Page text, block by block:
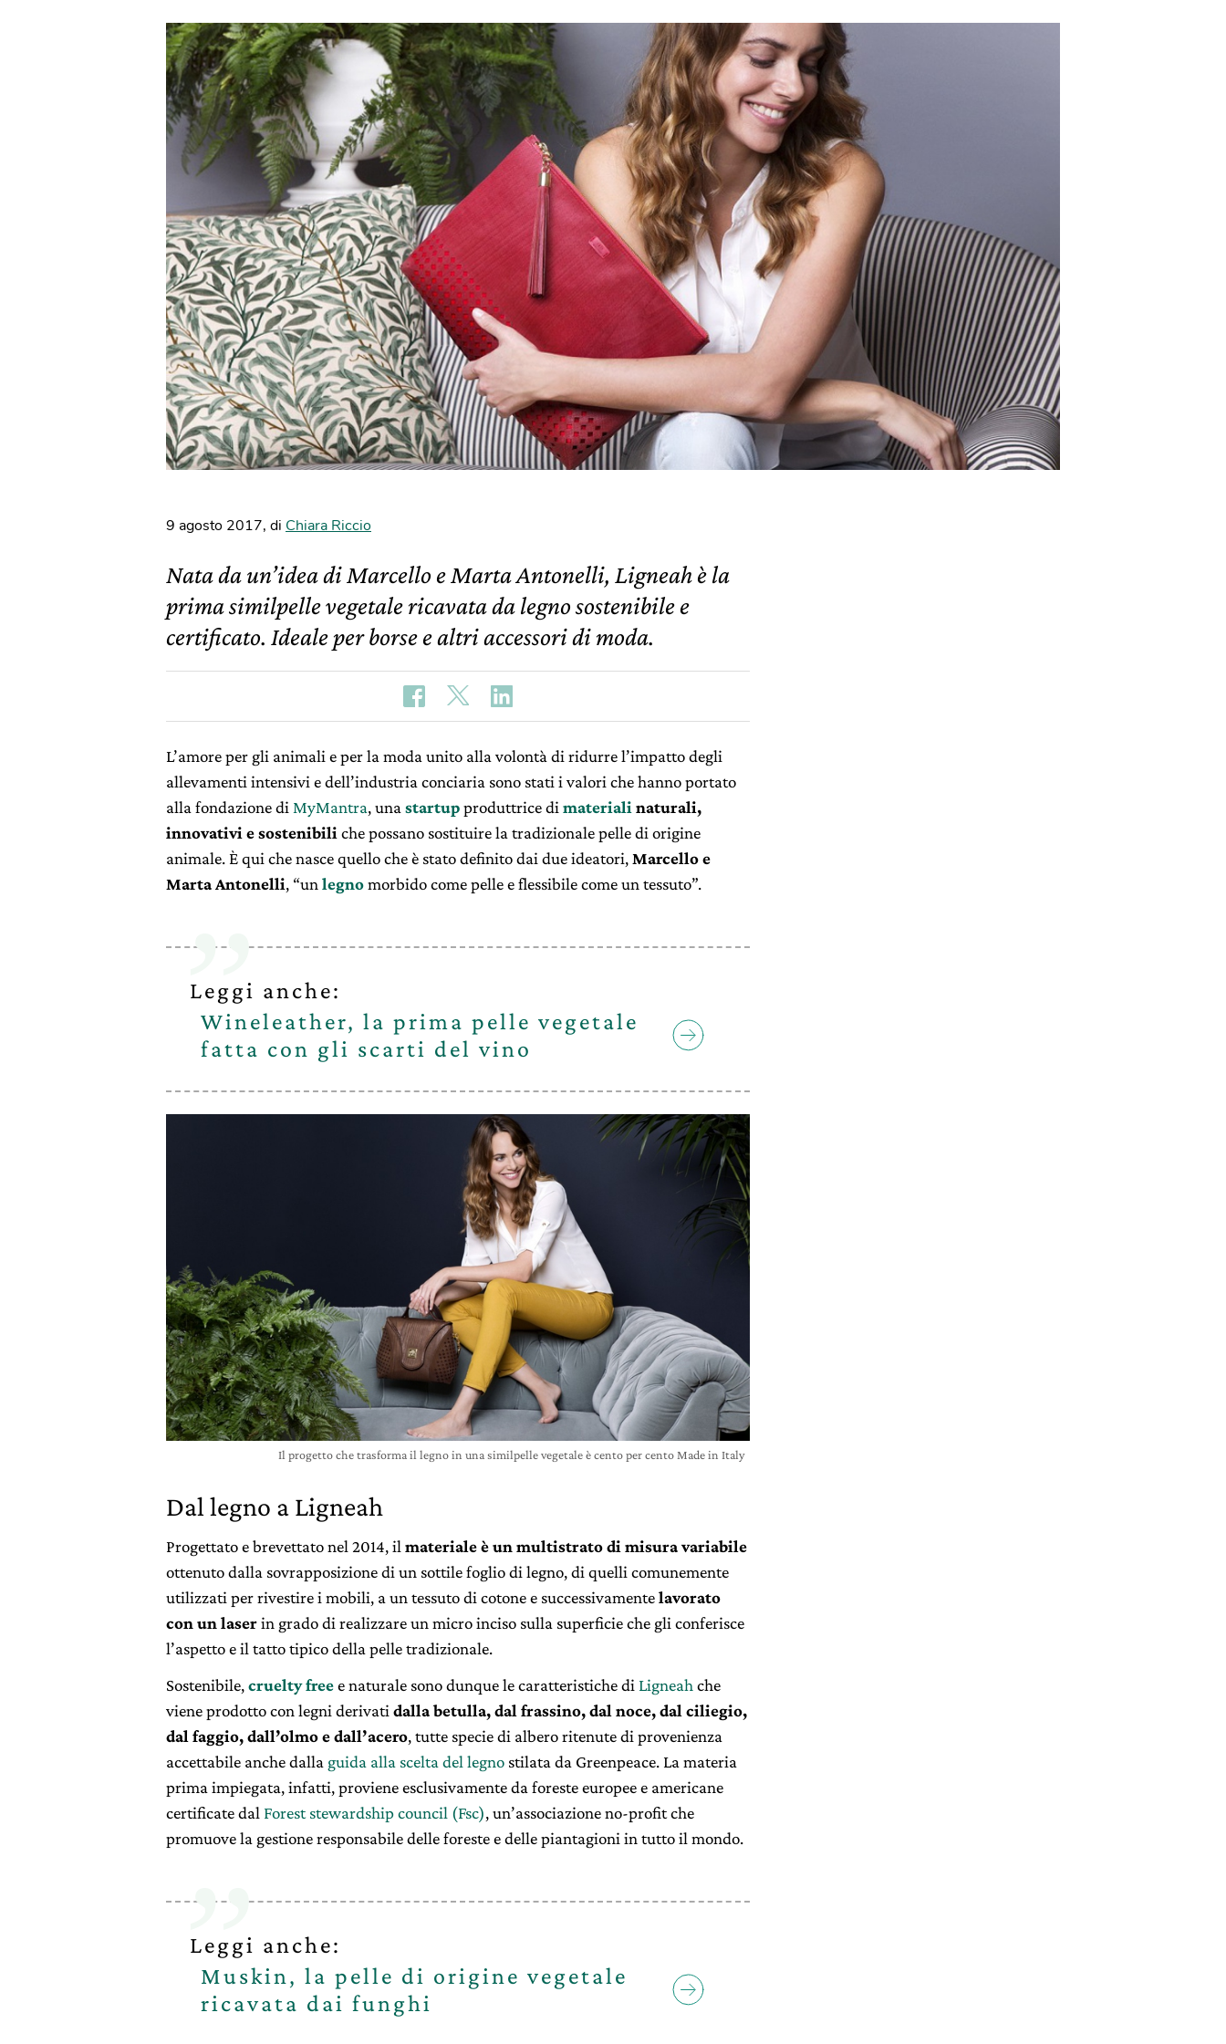
9 agosto 2017, di Chiara Riccio
Nata da un’idea di Marcello e Marta Antonelli, Ligneah è la
prima similpelle vegetale ricavata da legno sostenibile e
certificato. Ideale per borse e altri accessori di moda.
L’amore per gli animali e per la moda unito alla volontà di ridurre l’impatto degli
allevamenti intensivi e dell’industria conciaria sono stati i valori che hanno portato
alla fondazione di MyMantra, una startupproduttrice di materiali naturali,
innovativi e sostenibili che possano sostituire la tradizionale pelle di origine
animale. È qui che nasce quello che è stato definito dai due ideatori,Marcello e
Marta Antonelli, “un legnomorbido come pelle e flessibile come un tessuto”.
Leggi anche:
Wineleather, la prima pelle vegetale
fatta con gli scarti del vino
Il progetto che trasforma il legno in una similpelle vegetale è cento per cento Made in Italy
Dal legno a Ligneah
Progettato e brevettato nel 2014, il materiale è un multistrato di misura variabile
ottenuto dalla sovrapposizione di un sottile foglio di legno, di quelli comunemente
utilizzati per rivestire i mobili, a un tessuto di cotone e successivamentelavorato
con un laserin grado di realizzare un micro inciso sulla superficie che gli conferisce
l’aspetto e il tatto tipico della pelle tradizionale.
Sostenibile,cruelty freee naturale sono dunque le caratteristiche di Ligneah che
viene prodotto con legni derivati dalla betulla, dal frassino, dal noce, dal ciliegio,
dal faggio, dall’olmo e dall’acero, tutte specie di albero ritenute di provenienza
accettabile anche dalla guida alla scelta del legno stilata da Greenpeace. La materia
prima impiegata, infatti, proviene esclusivamente da foreste europee e americane
certificate dal Forest stewardship council (Fsc), un’associazione no-profit che
promuove la gestione responsabile delle foreste e delle piantagioni in tutto il mondo.
Leggi anche:
Muskin, la pelle di origine vegetale
ricavata dai funghi